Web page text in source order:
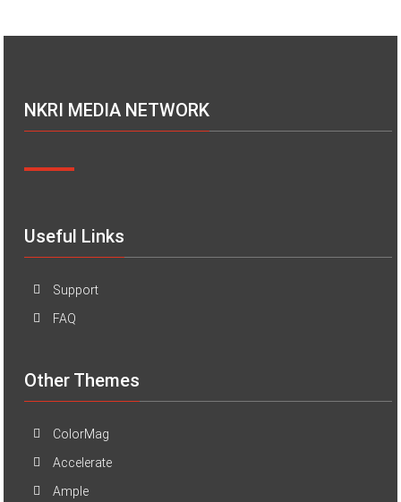
NKRI MEDIA NETWORK
Useful Links
Support
FAQ
Other Themes
ColorMag
Accelerate
Ample